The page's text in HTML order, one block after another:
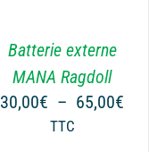
Batterie externe
MANA Ragdoll
30,00€ – 65,00€
TTC
LES
OPTIONS
PEUVENT
ÊTRE
CHOISIES